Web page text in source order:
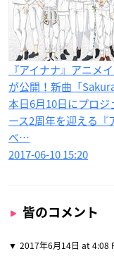
『アイナナ』アニメ
が公開！新曲「
本日6月10日にプロ
ース2周年を迎える『
ベ…
2017-06-10 15:20
皆のコメント
2017年6月14日 at 4:08